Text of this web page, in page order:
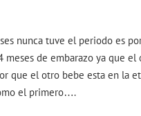
nunca tuve el periodo es
de embarazo ya que
que el otro bebe esta en la
el primero….